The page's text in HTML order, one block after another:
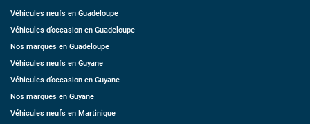
Véhicules neufs en Guadeloupe
Véhicules d’occasion en Guadeloupe
Nos marques en Guadeloupe
Véhicules neufs en Guyane
Véhicules d’occasion en Guyane
Nos marques en Guyane
Véhicules neufs en Martinique